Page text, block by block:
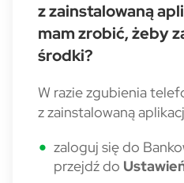
z zainstalowaną
mam zrobić, żeby
środki?
W razie zgubienia
z zainstalowaną
zaloguj się do
przejdź do